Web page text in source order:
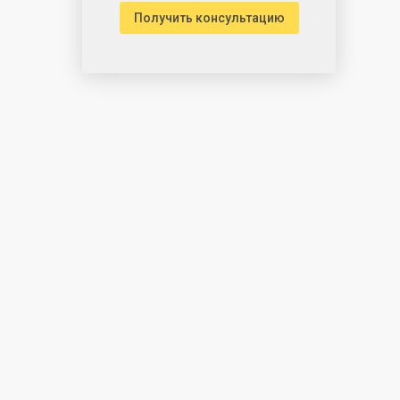
Получить консультацию